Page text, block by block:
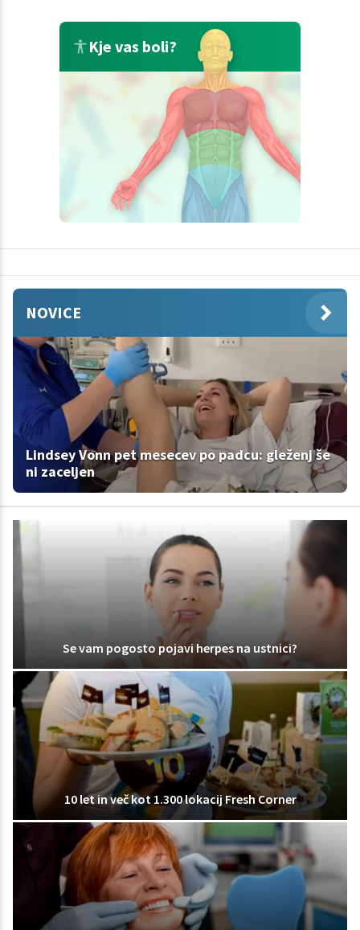
Kje vas boli?
NOVICE
Lindsey Vonn pet mesecev po padcu: gleženj še
ni zaceljen
Se vam pogosto pojavi herpes na ustnici?
10 let in več kot 1.300 lokacij Fresh Corner